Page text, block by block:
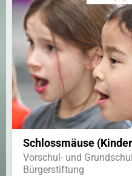
Schlossmäuse
Vorschul- und
Bürgerstiftung